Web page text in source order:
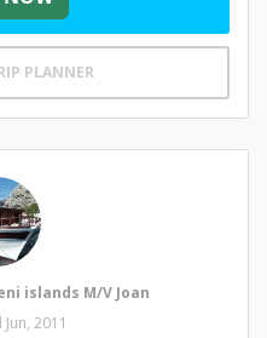
PLANNER
islands M/V Joan
2011